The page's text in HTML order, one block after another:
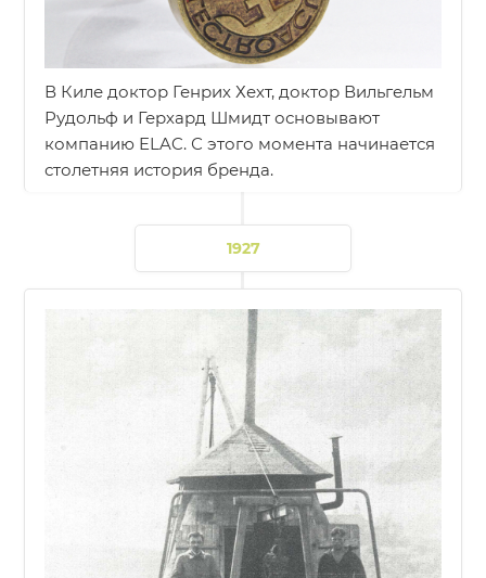
В Киле доктор Генрих Хехт, доктор Вильгельм
Рудольф и Герхард Шмидт основывают
компанию ELAC. С этого момента начинается
столетняя история бренда.
1927